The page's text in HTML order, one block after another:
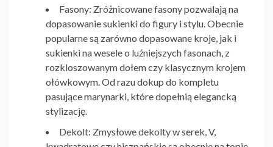
Fasony: Zróżnicowane fasony pozwalają na
dopasowanie sukienki do figury i stylu. Obecnie
popularne są zarówno dopasowane kroje, jak i
sukienki na weseleo luźniejszych fasonach, z
rozkloszowanym dołem czy klasycznym krojem
ołówkowym. Od razu dokup do kompletu
pasującemarynarki, które dopełnią elegancką
stylizację.
Dekolt: Zmysłowe dekolty w serek, V,